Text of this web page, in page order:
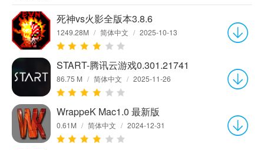
死神vs火影全版本3.8.6
1249.28M / 简体中文 / 2025-10-13
START-腾讯云游戏0.301.21741
86.75 M / 简体中文 / 2025-11-26
WrappeK Mac1.0 最新版
0.61M / 简体中文 / 2024-12-31